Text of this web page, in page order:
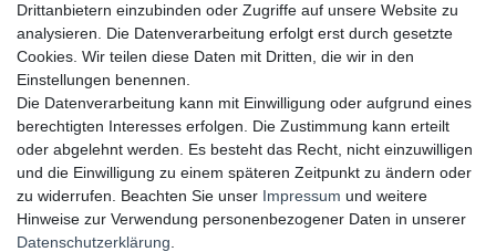
UNSERE ZAHLUNGSMÖGLICKEITEN
UNSERE LIEFERMÖGLICHKEITEN
Drittanbietern einzubinden oder Zugriffe auf unsere Website zu
analysieren. Die Datenverarbeitung erfolgt erst durch gesetzte
Cookies. Wir teilen diese Daten mit Dritten, die wir in den
Einstellungen benennen.
Die Datenverarbeitung kann mit Einwilligung oder aufgrund eines
berechtigten Interesses erfolgen. Die Zustimmung kann erteilt
oder abgelehnt werden. Es besteht das Recht, nicht einzuwilligen
und die Einwilligung zu einem späteren Zeitpunkt zu ändern oder
zu widerrufen. Beachten Sie unser Impressum und weitere
Hinweise zur Verwendung personenbezogener Daten in unserer
Daten­schutz­erklärung